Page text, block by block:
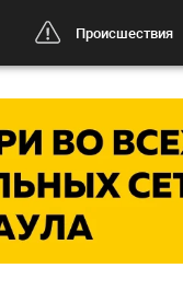
Происшествия